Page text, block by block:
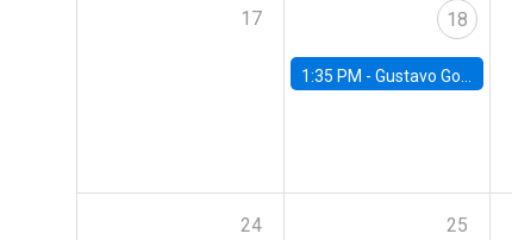
17 18
1:35 PM - Gustavo González, Banco Central de Chile
24 25